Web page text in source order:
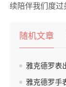
续陪伴我们度过
随机文章
雅克德罗表
雅克德罗手表